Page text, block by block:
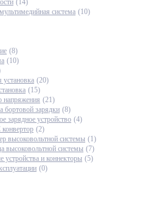
(14)
система (10)
(8)
(10)
установка (20)
(15)
напряжения (21)
бортовой зарядки (8)
зарядное устройство (4)
(2)
высоковольтной системы (1)
высоковольтной системы (7)
устройства и коннекторы (5)
(0)